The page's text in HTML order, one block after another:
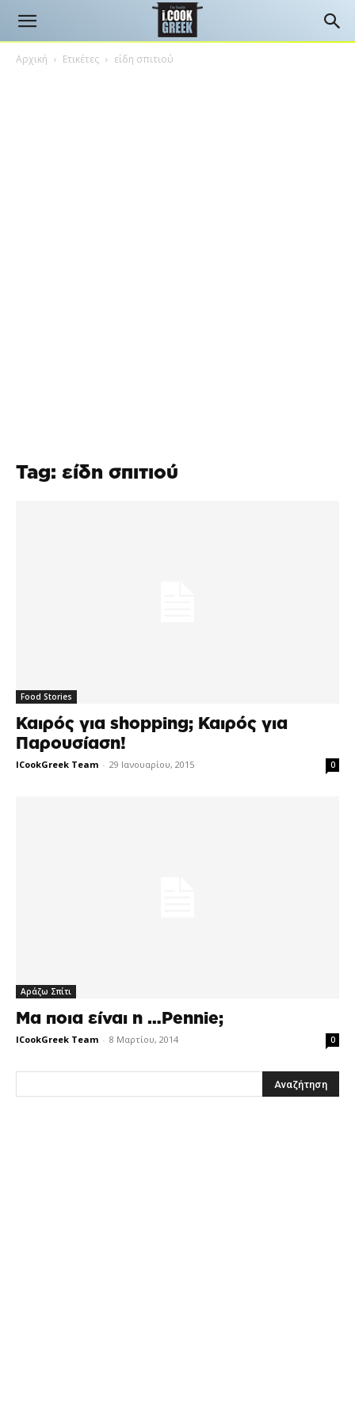
Αρχική Ετικέτες είδη σπιτιού
Tag: είδη σπιτιού
Food Stories
Καιρός για shopping; Καιρός για
Παρουσίαση!
ICookGreek Team - 29 Ιανουαρίου, 2015 0
Αράζω Σπίτι
Μα ποια είναι η …Pennie;
ICookGreek Team - 8 Μαρτίου, 2014 0